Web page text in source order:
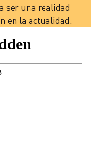
ser una realidad
en la actualidad.